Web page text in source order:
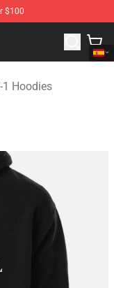
$100
SG-1
1 Hoodies